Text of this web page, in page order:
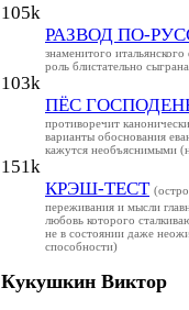
105k
РАЗВОД ПО-
знаменитого
роль блистательно
103k
ПЁС
противоречит
варианты обоснования
кажутся необъяснимыми
151k
КРЭШ-ТЕСТ
переживания и мысли
любовь которого
не в состоянии даже
способности)
Кукушкин Виктор